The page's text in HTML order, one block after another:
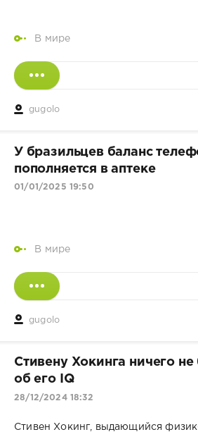
В мире
gugolo
У бразильцев баланс
пополняется в аптеке
01/01/2025 19:50
В мире
gugolo
Стивену Хокинга ничего
об его IQ
28/12/2024 18:32
Стивен Хокинг, выдающийся